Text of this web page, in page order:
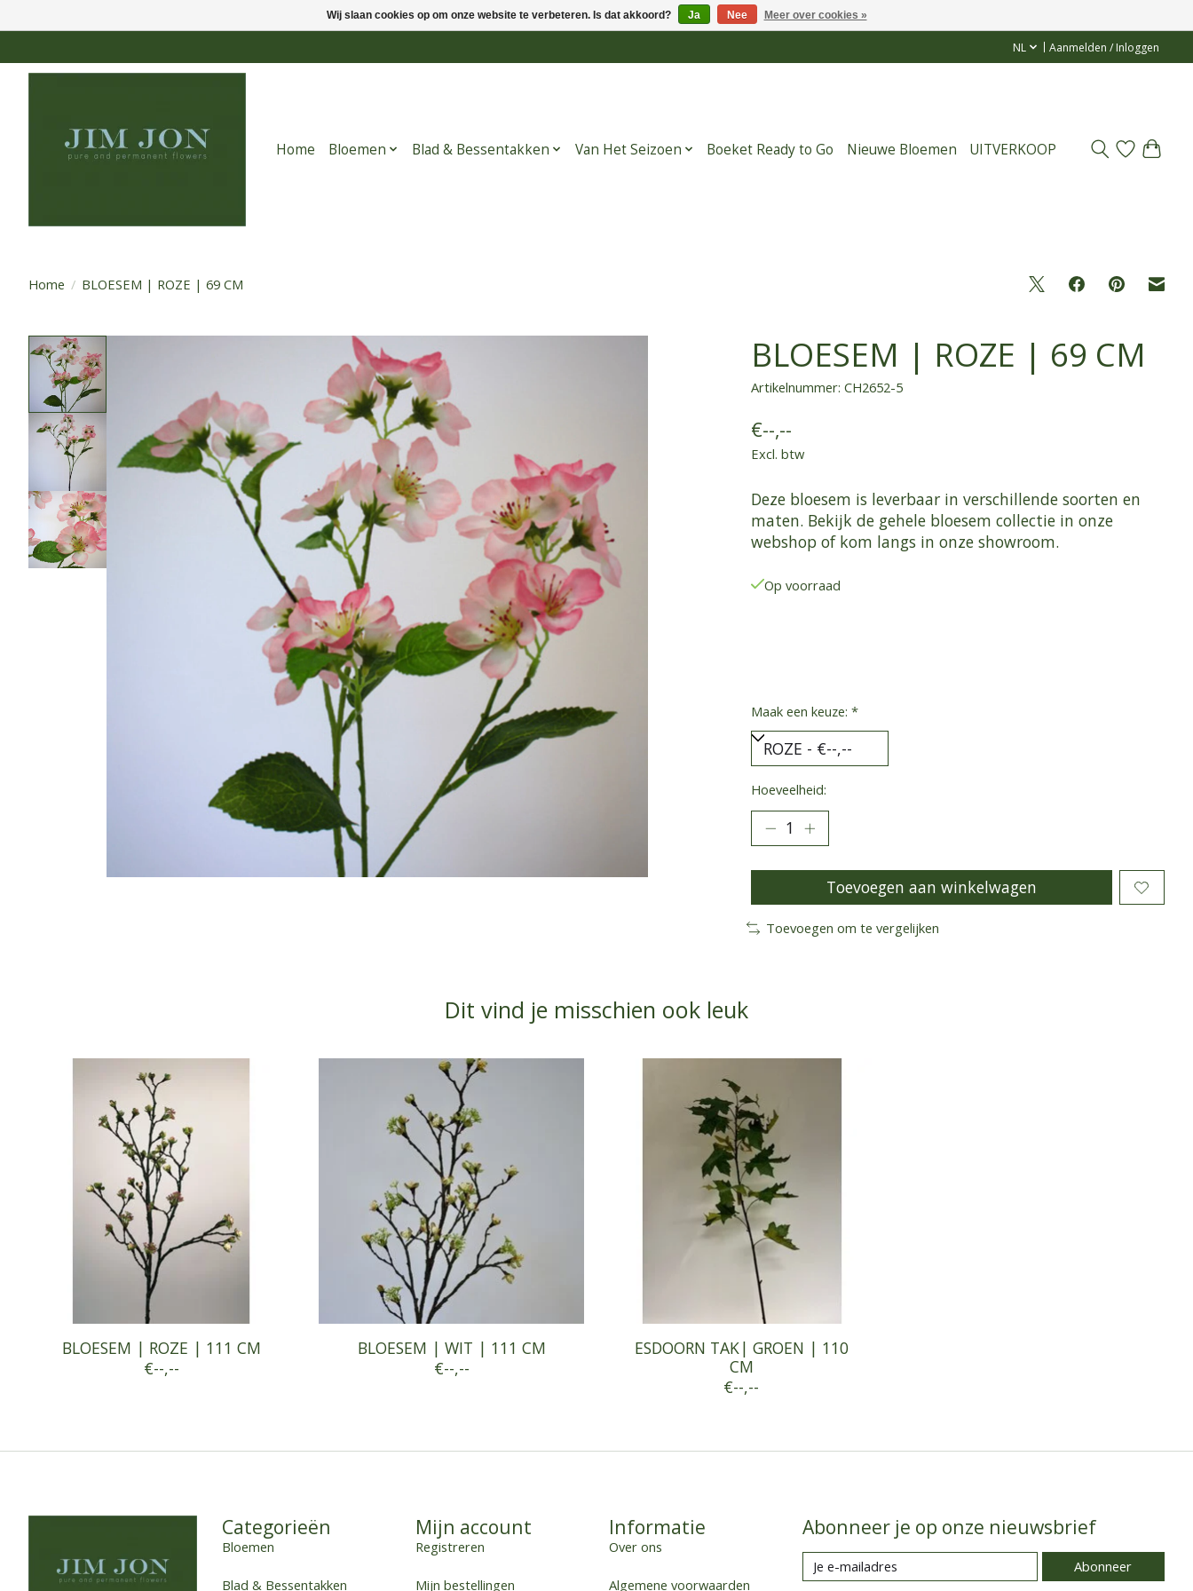
NL Aanmelden / Inloggen
Home Bloemen Blad & Bessentakken Van Het Seizoen Boeket Ready to Go Nieuwe Bloemen UITVERKOOP
Home / BLOESEM | ROZE | 69 CM
BLOESEM | ROZE | 69 CM
Artikelnummer: CH2652-5
€--,--
Excl. btw
Deze bloesem is leverbaar in verschillende soorten en
maten. Bekijk de gehele bloesem collectie in onze
webshop of kom langs in onze showroom.
Op voorraad
Maak een keuze: *
Hoeveelheid:
Toevoegen aan winkelwagen
Toevoegen om te vergelijken
Dit vind je misschien ook leuk
Items van productcarrousel
BLOESEM | ROZE | 111 CM
€--,--
BLOESEM | WIT | 111 CM
€--,--
ESDOORN TAK| GROEN | 110
CM
€--,--
Categorieën
Bloemen
Blad & Bessentakken
Mijn account
Registreren
Mijn bestellingen
Informatie
Over ons
Algemene voorwaarden
Abonneer je op onze nieuwsbrief
Abonneer
Wij slaan cookies op om onze website te verbeteren. Is dat akkoord? Ja Nee Meer over cookies »